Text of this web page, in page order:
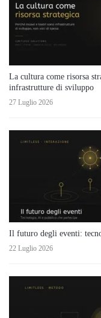
La cultura come risorsa
infrastrutture di sviluppo
27 Luglio 2026
Il futuro degli eventi:
22 Luglio 2026